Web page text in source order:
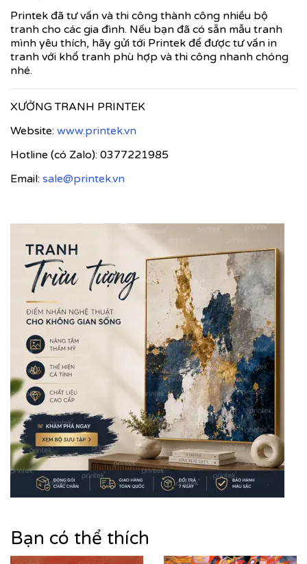
Printek đã tư vấn và thi công thành công nhiều bộ
tranh cho các gia đình. Nếu bạn đã có sẵn mẫu tranh
mình yêu thích, hãy gửi tới Printek để được tư vấn in
tranh với khổ tranh phù hợp và thi công nhanh chóng
nhé.
XƯỞNG TRANH PRINTEK
Website: www.printek.vn
Hotline (có Zalo): 0377221985
Email: sale@printek.vn
Bạn có thể thích